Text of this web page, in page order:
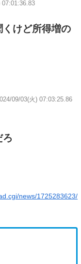
07:01:36.83
けど所得増の
09/03(火) 07:03:25.86
ろ
news/1725283623/